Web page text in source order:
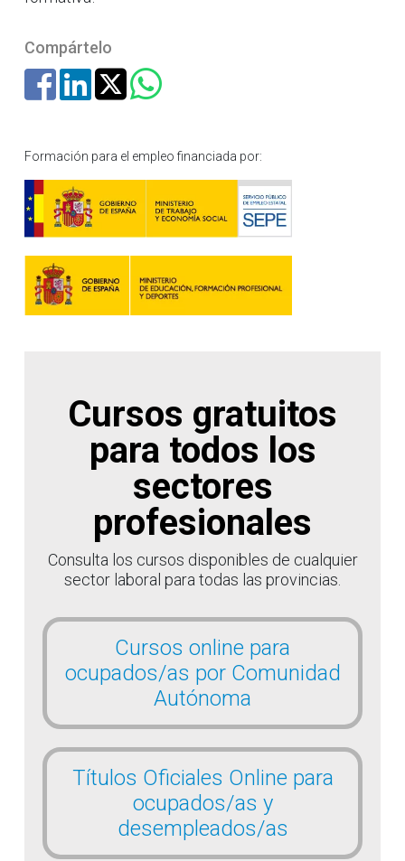
Compártelo
Formación para el empleo financiada por:
Cursos gratuitos
para todos los
sectores
profesionales
Consulta los cursos disponibles de cualquier
sector laboral para todas las provincias.
Cursos online para
ocupados/as por Comunidad
Autónoma
Títulos Oficiales Online para
ocupados/as y
desempleados/as